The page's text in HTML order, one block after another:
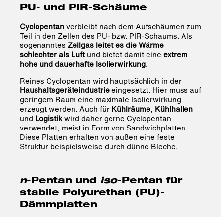
PU- und PIR-Schäume
Cyclopentanverbleibt nach dem Aufschäumen zum
Teil in den Zellen des PU- bzw. PIR-Schaums. Als
sogenanntes Zellgas leitet es die Wärme
schlechter als Luftund bietet damit eine extrem
hohe und dauerhafte Isolierwirkung.
Reines Cyclopentan wird hauptsächlich in der
Haushaltsgeräteindustrieeingesetzt. Hier muss auf
geringem Raum eine maximale Isolierwirkung
erzeugt werden. Auch für Kühlräume, Kühlhallen
und Logistikwird daher gerne Cyclopentan
verwendet, meist in Form von Sandwichplatten.
Diese Platten erhalten von außen eine feste
Struktur beispielsweise durch dünne Bleche.
n-Pentan und iso-Pentan für
stabile Polyurethan (PU)-
Dämmplatten